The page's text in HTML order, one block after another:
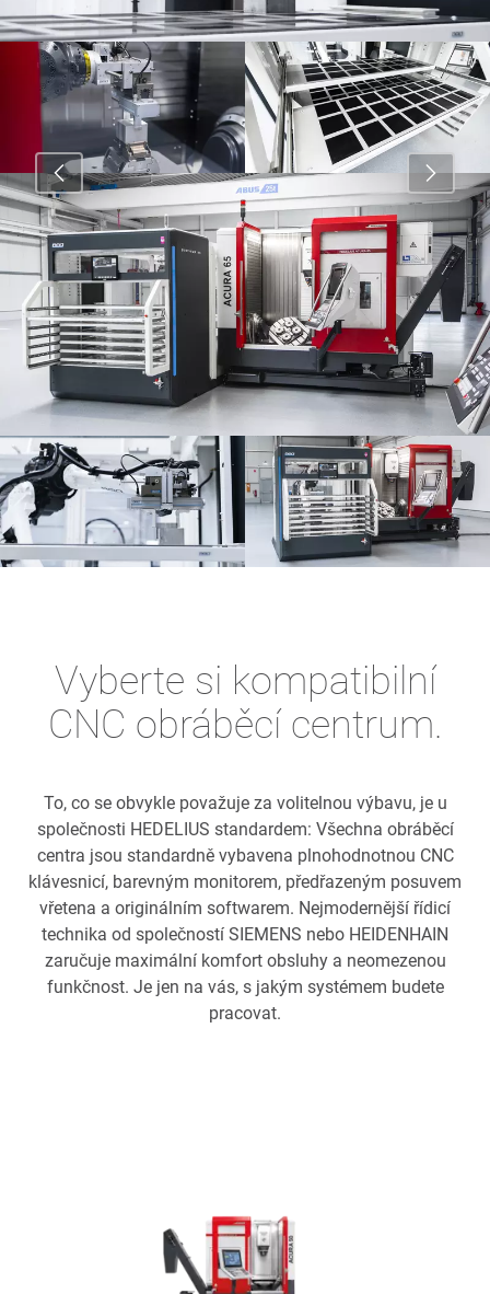
Vyberte si kompatibilní
CNC obráběcí centrum.
To, co se obvykle považuje za volitelnou výbavu, je u
společnosti HEDELIUS standardem: Všechna obráběcí
centra jsou standardně vybavena plnohodnotnou CNC
klávesnicí, barevným monitorem, předřazeným posuvem
vřetena a originálním softwarem. Nejmodernější řídicí
technika od společností SIEMENS nebo HEIDENHAIN
zaručuje maximální komfort obsluhy a neomezenou
funkčnost. Je jen na vás, s jakým systémem budete
pracovat.